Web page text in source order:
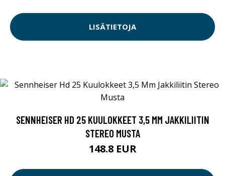
LISÄTIETOJA
SENNHEISER HD 25 KUULOKKEET 3,5 MM JAKKILIITIN
STEREO MUSTA
148.8 EUR